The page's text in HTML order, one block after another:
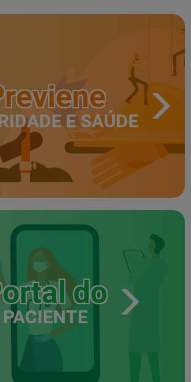
E SAÚDE
do
PACIENTE